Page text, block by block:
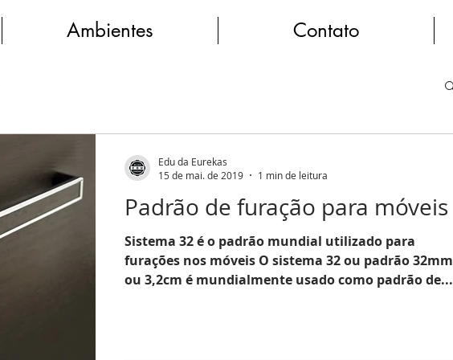
Ambientes Contato
Padrão de furação para móveis
Sistema 32 é o padrão mundial utilizado para
furações nos móveis O sistema 32 ou padrão 32mm
ou 3,2cm é mundialmente usado como padrão de...
Edu da Eurekas
15 de mai. de 2019
1 min de leitura